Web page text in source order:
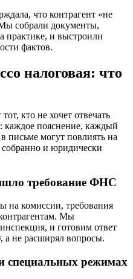
что контрагент «не
собрали документы,
практике, и выстроили
фактов.
налоговая: что
кто не хочет отвечать
каждое пояснение, каждый
письме могут повлиять на
и юридически
требование ФНС
на комиссии, требования
Мы
и готовим ответ
а не расширял вопросы.
режимах